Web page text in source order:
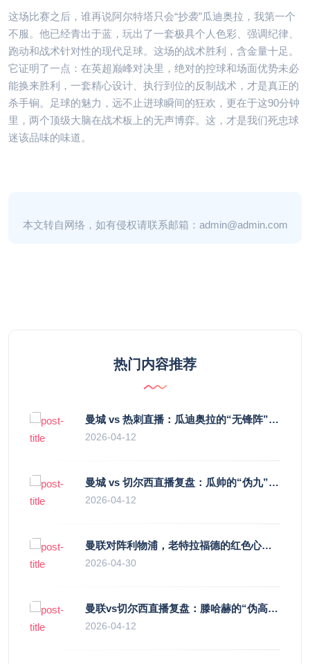
这场比赛之后，谁再说阿尔特塔只会“抄袭”瓜迪奥拉，我第一个
不服。他已经青出于蓝，玩出了一套极具个人色彩、强调纪律、
跑动和战术针对性的现代足球。这场的战术胜利，含金量十足。
它证明了一点：在英超巅峰对决里，绝对的控球和场面优势未必
能换来胜利，一套精心设计、执行到位的反制战术，才是真正的
杀手锏。足球的魅力，远不止进球瞬间的狂欢，更在于这90分钟
里，两个顶级大脑在战术板上的无声博弈。这，才是我们死忠球
迷该品味的味道。
本文转自网络，如有侵权请联系邮箱：admin@admin.com
热门内容推荐
曼城 vs 热刺直播：瓜迪奥拉的“无锋阵”是天才设计还是自废武功？
2026-04-12
曼城 vs 切尔西直播复盘：瓜帅的“伪九”陷阱，如何绞杀蓝军的“三中卫”？
2026-04-12
曼联对阵利物浦，老特拉福德的红色心跳与蓝色暗涌
2026-04-30
曼联vs切尔西直播复盘：滕哈赫的“伪高位”与波切蒂诺的“无锋阵”，谁更拧巴？
2026-04-12